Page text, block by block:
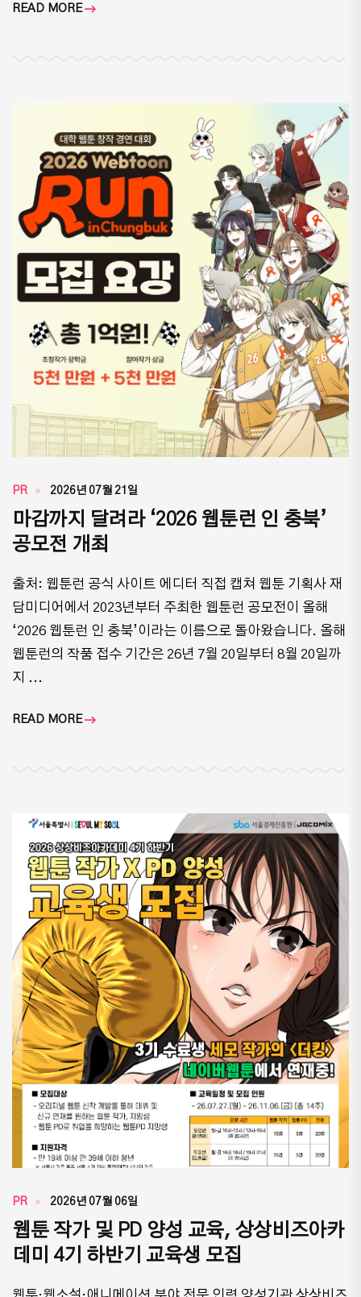
READ MORE
PR 2026년 07월 21일
마감까지 달려라 ‘2026 웹툰런 인 충북’
공모전 개최
출처: 웹툰런 공식 사이트 에디터 직접 캡쳐 웹툰 기획사 재
담미디어에서 2023년부터 주최한 웹툰런 공모전이 올해
‘2026 웹툰런 인 충북’이라는 이름으로 돌아왔습니다. 올해
웹툰런의 작품 접수 기간은 26년 7월 20일부터 8월 20일까
지 ...
READ MORE
PR 2026년 07월 06일
웹툰 작가 및 PD 양성 교육, 상상비즈아카
데미 4기 하반기 교육생 모집